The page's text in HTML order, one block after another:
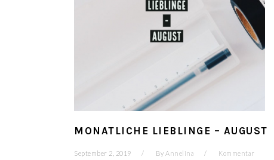
MONATLICHE LIEBLINGE – AUGUST
September 2, 2019 By Annelina
Kommentar